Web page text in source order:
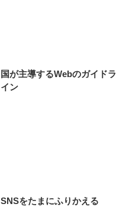
国が主導するWebのガイドラ
イン
SNSをたまにふりかえる